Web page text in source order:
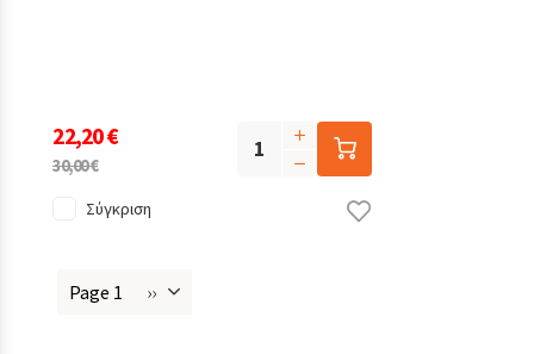
22,20 €
30,00 €
Σύγκριση
Page 1
Next
››